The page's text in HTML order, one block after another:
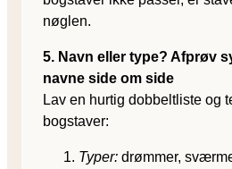
nøglen.
5. Navn eller type? Afprøv
navne side om side
Lav en hurtig dobbelt­liste og
bogstaver:
Typer: drømmer,